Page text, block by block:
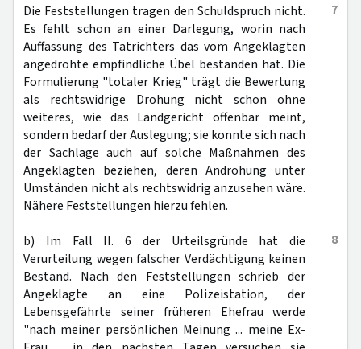
7
Die Feststellungen tragen den Schuldspruch nicht.
Es fehlt schon an einer Darlegung, worin nach
Auffassung des Tatrichters das vom Angeklagten
angedrohte empfindliche Übel bestanden hat. Die
Formulierung "totaler Krieg" trägt die Bewertung
als rechtswidrige Drohung nicht schon ohne
weiteres, wie das Landgericht offenbar meint,
sondern bedarf der Auslegung; sie konnte sich nach
der Sachlage auch auf solche Maßnahmen des
Angeklagten beziehen, deren Androhung unter
Umständen nicht als rechtswidrig anzusehen wäre.
Nähere Feststellungen hierzu fehlen.
8
b) Im Fall II. 6 der Urteilsgründe hat die
Verurteilung wegen falscher Verdächtigung keinen
Bestand. Nach den Feststellungen schrieb der
Angeklagte an eine Polizeistation, der
Lebensgefährte seiner früheren Ehefrau werde
"nach meiner persönlichen Meinung ... meine Ex-